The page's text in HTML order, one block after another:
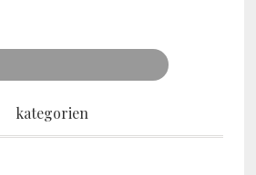
kategorien